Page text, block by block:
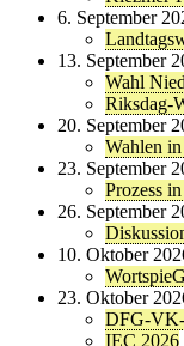
6. September
13. September
Wahl
Riksdag-
20. September
Wahlen
23. September
Prozess
26. September
10. Oktober
23. Oktober
DFG-VK-
IEC 2026